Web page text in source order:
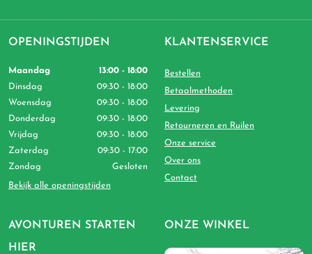
AVONTUREN STARTEN
HIER
OPENINGSTIJDEN
Maandag
13:00 - 18:00
Dinsdag
09:30 - 18:00
Woensdag
09:30 - 18:00
Donderdag
09:30 - 18:00
Vrijdag
09:30 - 18:00
Zaterdag
09:30 - 17:00
Zondag
Gesloten
Bekijk alle openingstijden
KLANTENSERVICE
Bestellen
Betaalmethoden
Levering
Retourneren en Ruilen
Onze service
Over ons
Contact
ONZE WINKEL